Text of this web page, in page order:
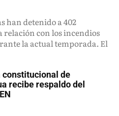
han detenido a 402
relación con los incendios
la actual temporada. El
constitucional de
recibe respaldo del